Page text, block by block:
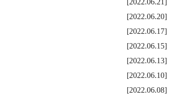
[2022.06.21]
[2022.06.20]
[2022.06.17]
[2022.06.15]
[2022.06.13]
[2022.06.10]
[2022.06.08]